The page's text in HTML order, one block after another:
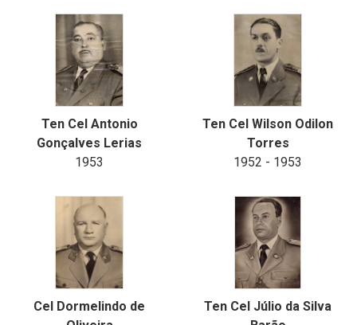
Ten Cel Antonio
Gonçalves Lerias
1953
Ten Cel Wilson Odilon
Torres
1952 - 1953
Cel Dormelindo de
Ten Cel Júlio da Silva